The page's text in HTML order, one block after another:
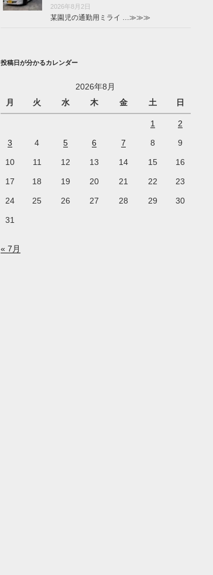
2026年8月2日
某園児の通勤用ミライ …≫≫≫
投稿日が分かるカレンダー
2026年8月
月
火 水 木 金 土 日
1 2
3 4 5 6 7 8 9
10 11 12 13 14 15 16
17 18 19 20 21 22 23
24 25 26 27 28 29 30
31
« 7月